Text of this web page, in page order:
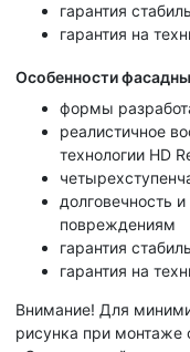
гарантия
гарантия на
Особенности
формы
реалистичное
технологии HD
долговечность
повреждениям
гарантия
гарантия на
Внимание! Для
рисунка при